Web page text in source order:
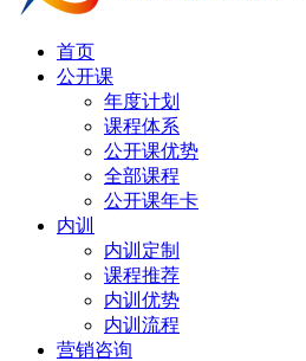
首页
公开课
年度计划
课程体系
公开课优势
全部课程
公开课年卡
内训
内训定制
课程推荐
内训优势
内训流程
营销咨询